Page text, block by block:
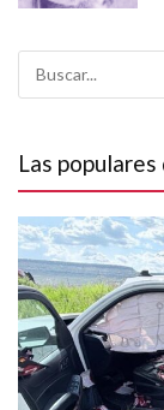
Las populares